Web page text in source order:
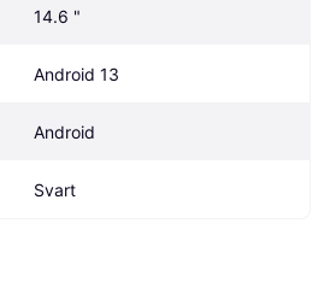
14.6 "
Android 13
Android
Svart